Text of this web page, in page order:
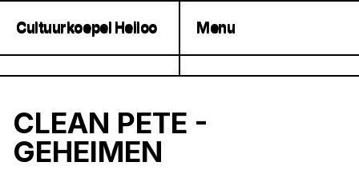
Cultuurkoepel Heiloo Menu
Cultuurkoepel Heiloo Menu
CLEAN PETE -
GEHEIMEN